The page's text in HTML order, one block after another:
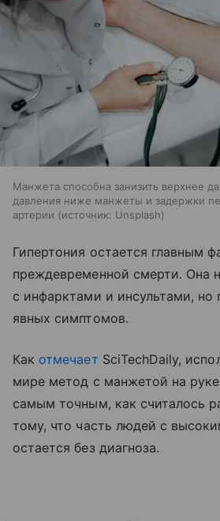
Манжета способна занизить верхнее
давления ниже манжеты и задержки
артерии
источник: Unsplash
Гипертония остается главным
преждевременной смерти. Она
с инфарктами и инсультами, но
явных симптомов.
Как отмечает SciTechDaily,
мире метод с манжетой на руке
самым точным, как считалось
тому, что часть людей с
остается без диагноза.